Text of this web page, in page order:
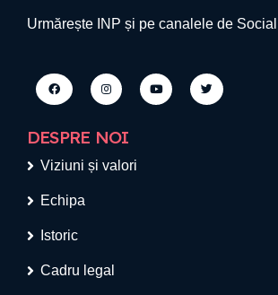
Urmărește INP și pe canalele de
DESPRE NOI
Viziuni și valori
Echipa
Istoric
Cadru legal